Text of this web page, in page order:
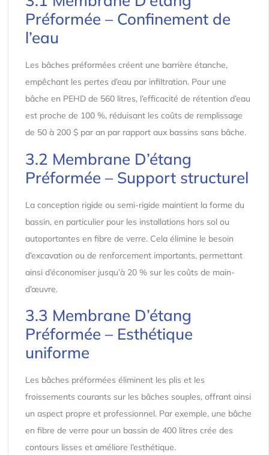
Préformée – Confinement de
l’eau
Les bâches préformées créent une barrière étanche,
empêchant les pertes d’eau par infiltration. Pour une
bâche en PEHD de 560 litres, l’efficacité de rétention d’eau
est proche de 100 %, réduisant les coûts de remplissage
de 50 à 200 $ par an par rapport aux bassins sans bâche.
3.2 Membrane D’étang
Préformée – Support structurel
La conception rigide ou semi-rigide maintient la forme du
bassin, en particulier pour les installations hors sol ou
autoportantes en fibre de verre. Cela élimine le besoin
d’excavation ou de renforcement importants, permettant
ainsi d’économiser jusqu’à 20 % sur les coûts de main-
d’œuvre.
3.3 Membrane D’étang
Préformée – Esthétique
uniforme
Les bâches préformées éliminent les plis et les
froissements courants sur les bâches souples, offrant ainsi
un aspect propre et professionnel. Par exemple, une bâche
en fibre de verre pour un bassin de 400 litres crée des
contours lisses et améliore l’esthétique.